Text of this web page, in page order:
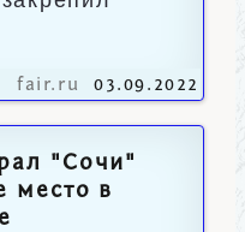
fair.ru 03.09.2022
"Сочи"
место в